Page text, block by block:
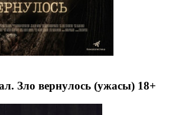
Зло вернулось (ужасы) 18+